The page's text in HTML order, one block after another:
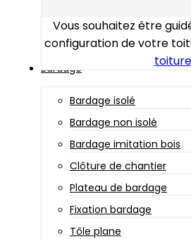
Vous souhaitez être
configuration de votre
toiture
Bardage
Bardage isolé
Bardage non isolé
Bardage imitation bois
Clôture de chantier
Plateau de bardage
Fixation bardage
Tôle plane